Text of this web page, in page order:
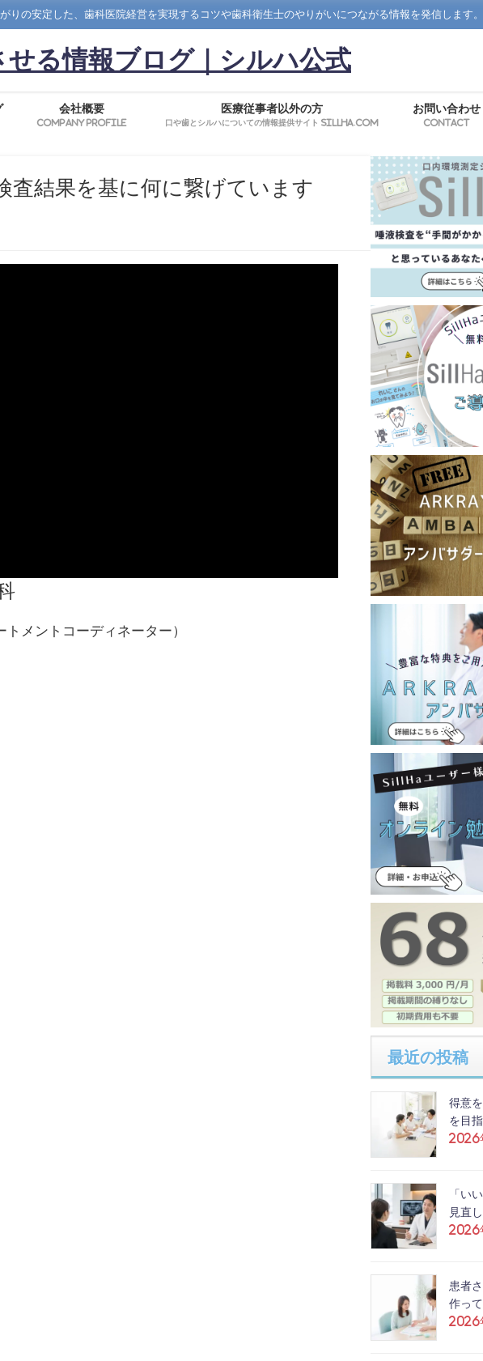
りの安定した、歯科医院経営を実現するコツや歯科衛生士のやりがいにつながる情報を発信します。
せる情報ブログ｜シルハ公式
会社概要
Company Profile
医療従事者以外の方
口や歯とシルハについての情報提供サイト SillHa.com
お問い合わせ
Contact
査結果を基に何に繋げています
メントコーディネーター）
最近の投稿
得意
を目
2026
「い
見直
2026
患者
作っ
2026